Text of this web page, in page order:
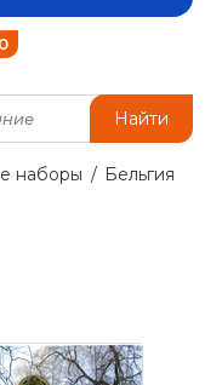
Найти
0
наборы
Бельгия